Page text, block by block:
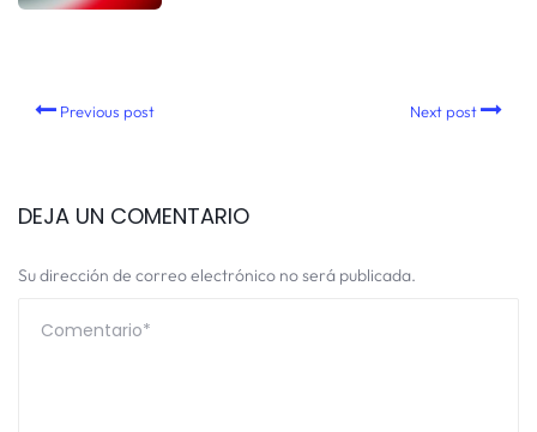
Previous post Next post
DEJA UN COMENTARIO
Su dirección de correo electrónico no será publicada.